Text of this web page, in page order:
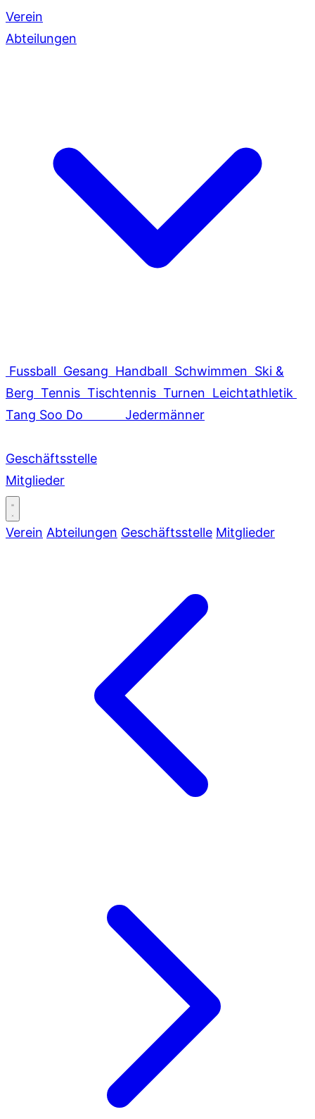
Verein
Abteilungen
Fussball Gesang Handball Schwimmen Ski &
Berg Tennis Tischtennis Turnen Leichtathletik
Tang Soo Do
Jedermänner
Geschäftsstelle
Mitglieder
Verein Abteilungen Geschäftsstelle Mitglieder